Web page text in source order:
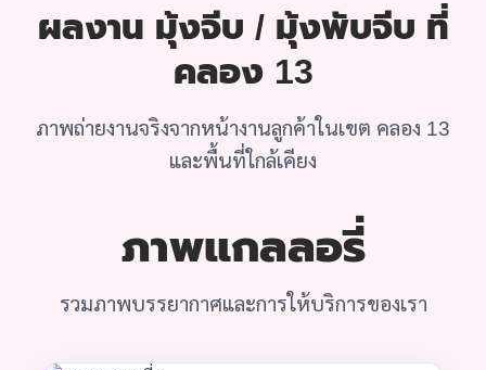
ผลงาน มุ้งจีบ / มุ้งพับจีบ ที่
คลอง 13
ภาพถ่ายงานจริงจากหน้างานลูกค้าในเขต คลอง 13
และพื้นที่ใกล้เคียง
ภาพแกลลอรี่
รวมภาพบรรยากาศและการให้บริการของเรา